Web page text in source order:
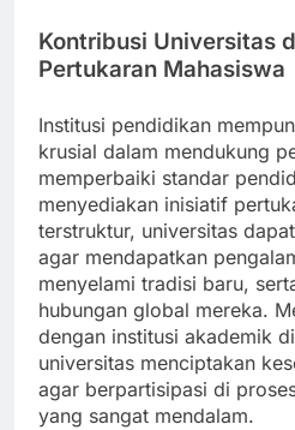
Kontribusi Universitas
Pertukaran Mahasiswa
Institusi pendidikan
krusial dalam mendukung
memperbaiki standar
menyediakan inisiatif
terstruktur, universitas
agar mendapatkan
menyelami tradisi baru,
hubungan global mereka.
dengan institusi akademik
universitas menciptakan
agar berpartisipasi di
yang sangat mendalam.